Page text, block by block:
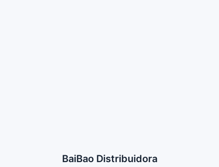
BaiBao Distribuidora